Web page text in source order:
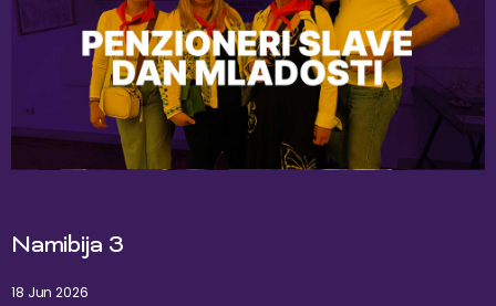
Namibija 3
18 Jun 2026